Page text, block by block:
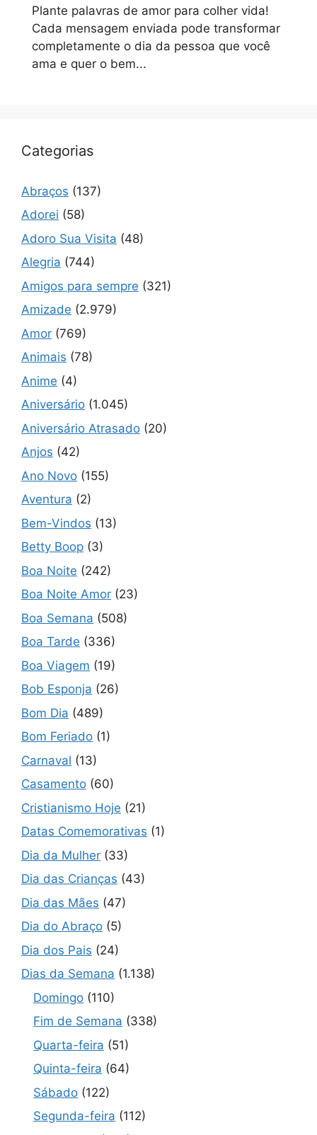
Plante palavras de amor para colher vida!
Cada mensagem enviada pode transformar
completamente o dia da pessoa que você
ama e quer o bem...
Categorias
Abraços (137)
Adorei (58)
Adoro Sua Visita (48)
Alegria (744)
Amigos para sempre (321)
Amizade (2.979)
Amor (769)
Animais (78)
Anime (4)
Aniversário (1.045)
Aniversário Atrasado (20)
Anjos (42)
Ano Novo (155)
Aventura (2)
Bem-Vindos (13)
Betty Boop (3)
Boa Noite (242)
Boa Noite Amor (23)
Boa Semana (508)
Boa Tarde (336)
Boa Viagem (19)
Bob Esponja (26)
Bom Dia (489)
Bom Feriado (1)
Carnaval (13)
Casamento (60)
Cristianismo Hoje (21)
Datas Comemorativas (1)
Dia da Mulher (33)
Dia das Crianças (43)
Dia das Mães (47)
Dia do Abraço (5)
Dia dos Pais (24)
Dias da Semana (1.138)
Domingo (110)
Fim de Semana (338)
Quarta-feira (51)
Quinta-feira (64)
Sábado (122)
Segunda-feira (112)